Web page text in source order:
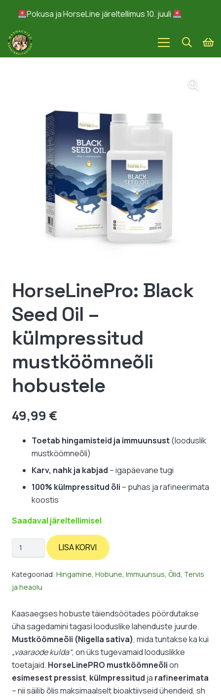
Pokusa ja HorseLine järeltellimus 10. juuli
HorseLinePro: Black
Seed Oil –
külmpressitud
mustköömneõli
hobustele
49,99 €
Toetab hingamisteid ja immuunsust(looduslik
mustköömneõli)
Karv, nahk ja kabjad – igapäevane tugi
100% külmpressitud õli – puhas ja rafineerimata
koostis
Saadaval järeltellimisel
HorseLinePro:
Black
Seed
Oil
külmpressitud
mustköömneõli
hobustele
LISA KORVI
Kategooriad: Hingamine, Hobune, Immuunsus, Õlid, Tervis
ja heaolu
Kaasaegses hobuste täiendsöötades pöördutakse
üha sagedamini tagasi looduslike lahenduste juurde.
Mustköömneõli (Nigella sativa), mida tuntakse ka kui
„vaaraode kulda“, on üks tugevamaid looduslikke
toetajaid. HorseLinePRO mustköömneõlion
esimesest pressist, külmpressitud ja rafineerimata
– nii säilib õlis maksimaalselt bioaktiivseid ühendeid, sh